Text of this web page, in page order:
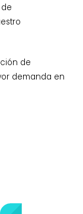
de
demanda en